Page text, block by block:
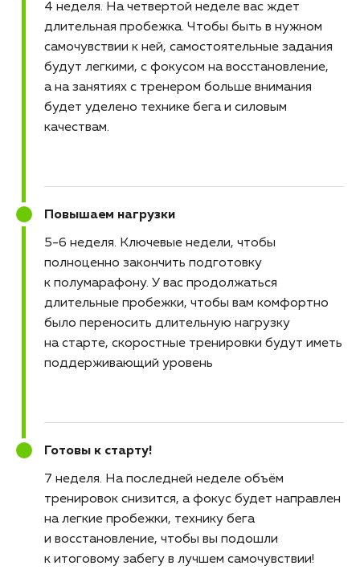
4 неделя На четвертой неделе вас ждет
длительная пробежка. Чтобы быть в нужном
самочувствии к ней, самостоятельные задания
будут легкими, с фокусом на восстановление,
а на занятиях с тренером больше внимания
будет уделено технике бега и силовым
качествам.
Повышаем нагрузки
5-6 неделя Ключевые недели, чтобы
полноценно закончить подготовку
к полумарафону. У вас продолжаться
длительные пробежки, чтобы вам комфортно
было переносить длительную нагрузку
на старте, скоростные тренировки будут иметь
поддерживающий уровень
Готовы к старту!
7 неделя На последней неделе объём
тренировок снизится, а фокус будет направлен
на легкие пробежки, технику бега
и восстановление, чтобы вы подошли
к итоговому забегу в лучшем самочувствии!